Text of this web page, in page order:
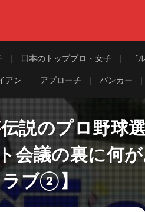
日本のトッププロ・女子 ゴ
アン アプローチ バンカー
説のプロ野球
会議の裏に何
ラブ②】